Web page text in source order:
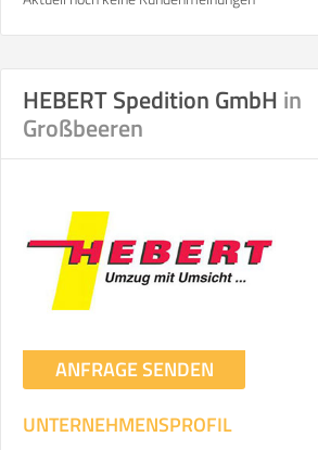
HEBERT Spedition GmbH in
Großbeeren
ANFRAGE SENDEN
UNTERNEHMENSPROFIL